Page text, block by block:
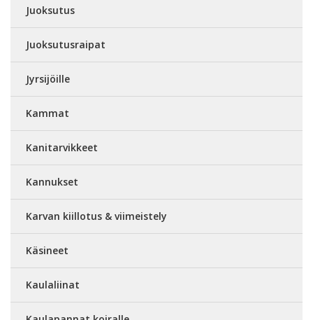
Juoksutus
Juoksutusraipat
Jyrsijöille
Kammat
Kanitarvikkeet
Kannukset
Karvan kiillotus & viimeistely
Käsineet
Kaulaliinat